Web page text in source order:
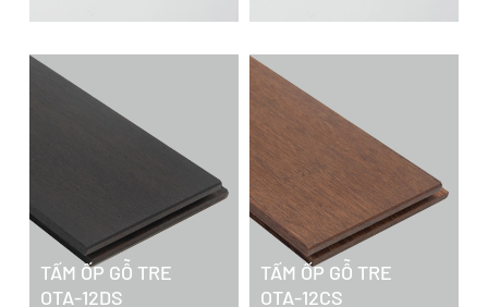
TẤM ỐP GỖ TRE
OTA-12DS
TẤM ỐP GỖ TRE
OTA-12CS